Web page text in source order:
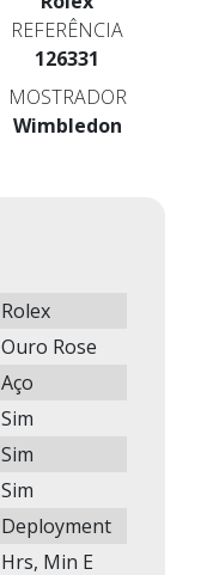
REFERÊNCIA
126331
MOSTRADOR
Wimbledon
Rolex
Ouro Rose
Aço
Sim
Sim
Sim
Deployment
Hrs, Min E